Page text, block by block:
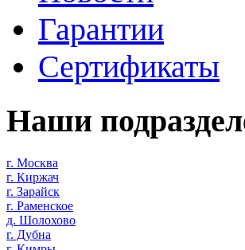
Гарантии
Сертификаты
Наши
г. Москва
г. Киржач
г. Зарайск
г. Раменское
д. Шолохово
г. Дубна